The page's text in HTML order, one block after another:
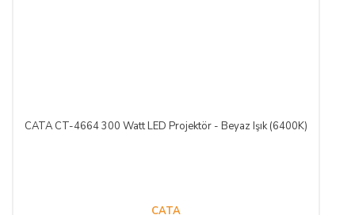
CATA CT-4664 300 Watt LED Projektör - Beyaz Işık (6400K)
CATA